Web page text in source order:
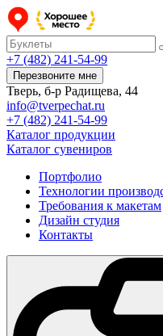
+7 (482) 241-54-99
Перезвоните мне
Тверь, б-р Радищева, 44
info@tverpechat.ru
+7 (482) 241-54-99
Каталог продукции
Каталог сувениров
Портфолио
Технологии
Требования к макетам
Дизайн студия
Контакты